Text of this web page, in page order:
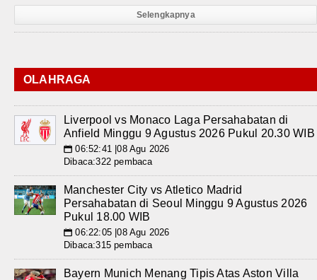
Selengkapnya
OLAHRAGA
Liverpool vs Monaco Laga Persahabatan di
Anfield Minggu 9 Agustus 2026 Pukul 20.30 WIB
📅 06:52:41 |08 Agu 2026
Dibaca:322 pembaca
Manchester City vs Atletico Madrid
Persahabatan di Seoul Minggu 9 Agustus 2026
Pukul 18.00 WIB
📅 06:22:05 |08 Agu 2026
Dibaca:315 pembaca
Bayern Munich Menang Tipis Atas Aston Villa